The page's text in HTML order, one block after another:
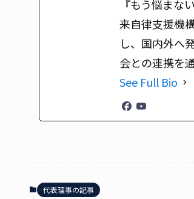
『もう悩ま
来自律支援機
し、国内外へ
会との連携を
See Full Bio
代表理事の記事